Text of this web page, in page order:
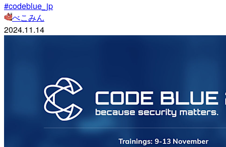
#codeblue_jp
べこみん
2024.11.14